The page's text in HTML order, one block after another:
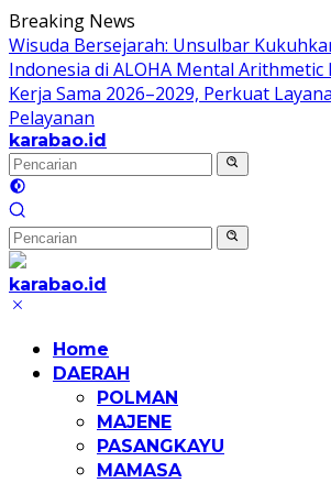
Langsung
ke
konten
Breaking News
Wisuda Bersejarah: Unsulbar
Indonesia di ALOHA Mental
Kerja Sama 2026–2029, Perkuat
Pelayanan
karabao.id
Tegas
dan
Tajam
karabao.id
Tegas
TajamHome
DAERAH
POLMAN
MAJENE
PASANGKAYU
MAMASA